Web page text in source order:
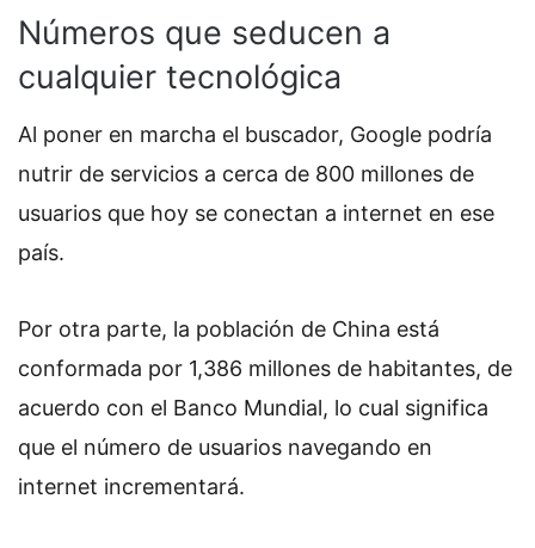
Números que seducen a
cualquier tecnológica
Al poner en marcha el buscador, Google podría
nutrir de servicios a cerca de 800 millones de
usuarios que hoy se conectan a internet en ese
país.
Por otra parte, la población de China está
conformada por 1,386 millones de habitantes, de
acuerdo con el Banco Mundial, lo cual significa
que el número de usuarios navegando en
internet incrementará.